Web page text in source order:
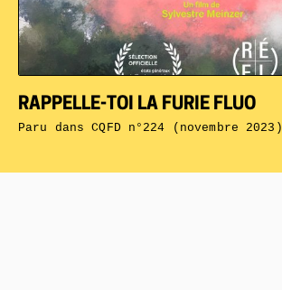
RAPPELLE-TOI LA FURIE FLUO
Paru dansCQFD n°224 (novembre 2023)